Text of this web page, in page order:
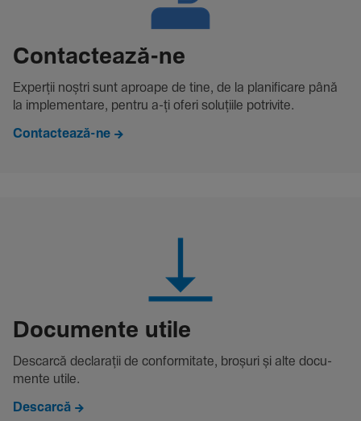
Contac­tează-ne
Experții noștri sunt aproape de tine, de la plani­fi­care până
la imple­men­tare, pentru a-ți oferi solu­țiile potri­vite.
Contactează-ne
Docu­mente utile
Descarcă decla­rații de conformitate, broșuri și alte docu­
mente utile.
Descarcă